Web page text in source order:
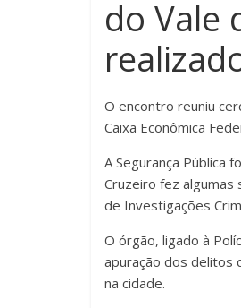
do Vale
O encontro reuniu
Caixa Econômica
A Segurança Pública
Cruzeiro fez algumas
de Investigações
O órgão, ligado à
apuração dos delitos
na cidade.